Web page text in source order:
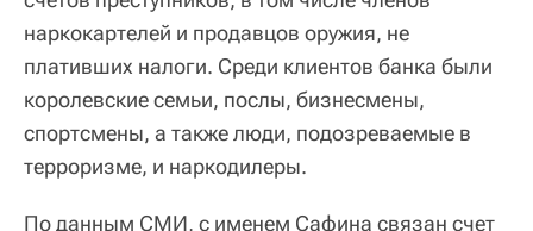
наркокартелей и продавцов оружия, не
плативших налоги. Среди клиентов банка были
королевские семьи, послы, бизнесмены,
спортсмены, а также люди, подозреваемые в
терроризме, и наркодилеры.
По данным СМИ, с именем Сафина связан счет